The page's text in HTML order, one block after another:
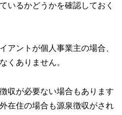
いるかどうかを確認しておく
アントが個人事業主の場合、
くありません。
収が必要ない場合もあります
在住の場合も源泉徴収がされ